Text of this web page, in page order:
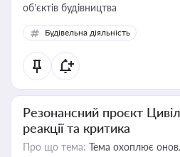
об’єктів будівництва
Будівельна діяльність
Резонансний проєкт
реакції та критика
Про що тема: Тема охоплює